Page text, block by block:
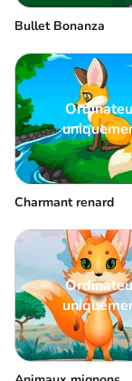
Bullet Bonanza
Charmant renard